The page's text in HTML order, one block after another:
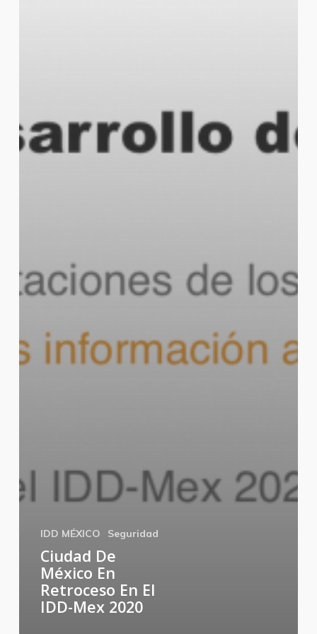
IDD MÉXICO Seguridad
Ciudad De
México En
Retroceso En El
IDD-Mex 2020